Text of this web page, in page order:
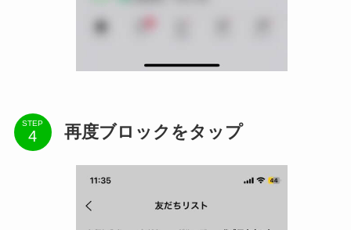
STEP 再度ブロックをタップ